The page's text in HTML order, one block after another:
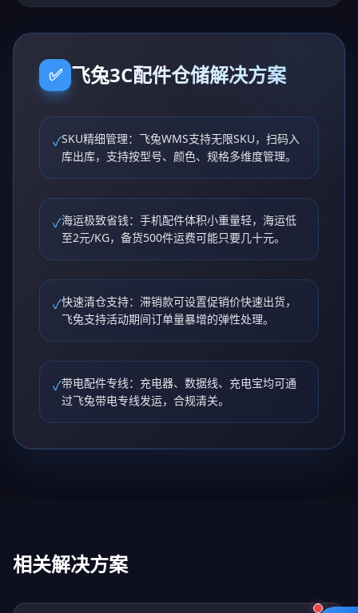
✅ 飞兔3C配件仓储解决方案
✓SKU精细管理：飞兔WMS支持无限SKU，扫码入
库出库，支持按型号、颜色、规格多维度管理。
✓海运极致省钱：手机配件体积小重量轻，海运低
至2元/KG，备货500件运费可能只要几十元。
✓快速清仓支持：滞销款可设置促销价快速出货，
飞兔支持活动期间订单量暴增的弹性处理。
✓带电配件专线：充电器、数据线、充电宝均可通
过飞兔带电专线发运，合规清关。
相关解决方案